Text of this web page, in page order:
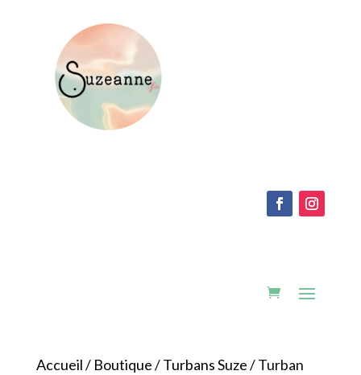
Accueil/ Boutique/Turbans Suze/ Turban